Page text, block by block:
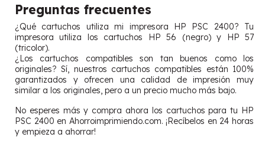
Preguntas frecuentes
¿Qué cartuchos utiliza mi impresora HP PSC 2400? Tu
impresora utiliza los cartuchos HP 56 (negro) y HP 57
(tricolor).
¿Los cartuchos compatibles son tan buenos como los
originales? Sí, nuestros cartuchos compatibles están 100%
garantizados y ofrecen una calidad de impresión muy
similar a los originales, pero a un precio mucho más bajo.
No esperes más y compra ahora los cartuchos para tu HP
PSC 2400 en Ahorroimprimiendo.com. ¡Recíbelos en 24 horas
y empieza a ahorrar!